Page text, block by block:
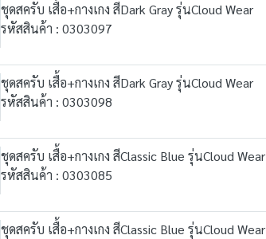
ชุดสครับ เสื้อ+กางเกง สีDark Gray รุ่นCloud Wear
รหัสสินค้า : 0303097
ชุดสครับ เสื้อ+กางเกง สีDark Gray รุ่นCloud Wear
รหัสสินค้า : 0303098
ชุดสครับ เสื้อ+กางเกง สีClassic Blue รุ่นCloud Wear
รหัสสินค้า : 0303085
ชุดสครับ เสื้อ+กางเกง สีClassic Blue รุ่นCloud Wear